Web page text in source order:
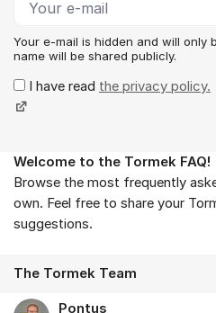
Your e-mail is hidden and will only
name will be shared publicly.
I have read the privacy policy.
About the forum
Welcome to the Tormek FAQ!
Browse the most frequently
own. Feel free to share your
suggestions.
The Tormek Team
Pontus